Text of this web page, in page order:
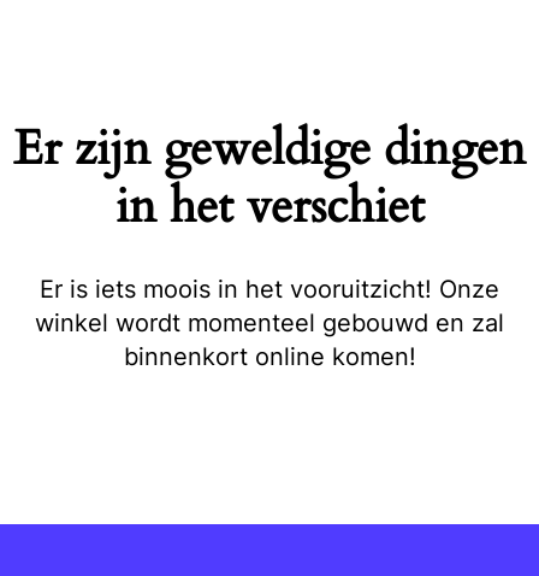
Er zijn geweldige dingen
in het verschiet
Er is iets moois in het vooruitzicht! Onze
winkel wordt momenteel gebouwd en zal
binnenkort online komen!